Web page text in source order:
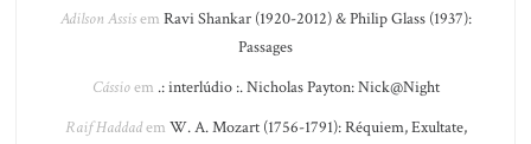
Adilson Assisem Ravi Shankar (1920-2012) & Philip Glass (1937):
Passages
Cássioem .: interlúdio :. Nicholas Payton: Nick@Night
Raif Haddadem W. A. Mozart (1756-1791): Réquiem, Exultate,